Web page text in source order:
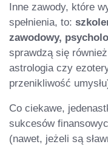
Inne zawody, które
spełnienia, to:
zawodowy,
sprawdzą się
astrologia czy
przenikliwość
Co ciekawe,
sukcesów
(nawet, jeżeli są